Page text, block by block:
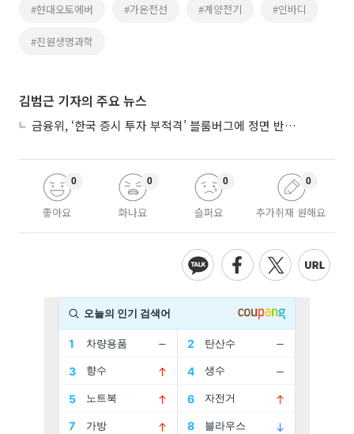
#현대오토에버 #가온전선 #계양전기 #인바디
#진원생명과학
김범근 기자의 주요 뉴스
금융위, ‘한국 증시 투자 부적격’ 블룸버그에 정면 반박…“근거 불분명”
좋아요
0
화나요
0
슬퍼요
0
추가취재 원해요
0